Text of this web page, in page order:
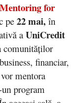
for
pe22 mai, în
a UniCredit
comunităților
financiar,
mentora
program